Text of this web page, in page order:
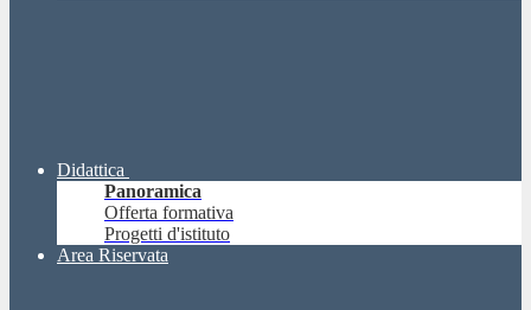
Didattica
Panoramica
Offerta formativa
Progetti d'istituto
Area Riservata